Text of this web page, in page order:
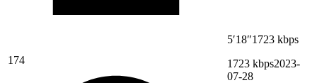
174
5′18″1723 kbps
1723 kbps2023-
07-28